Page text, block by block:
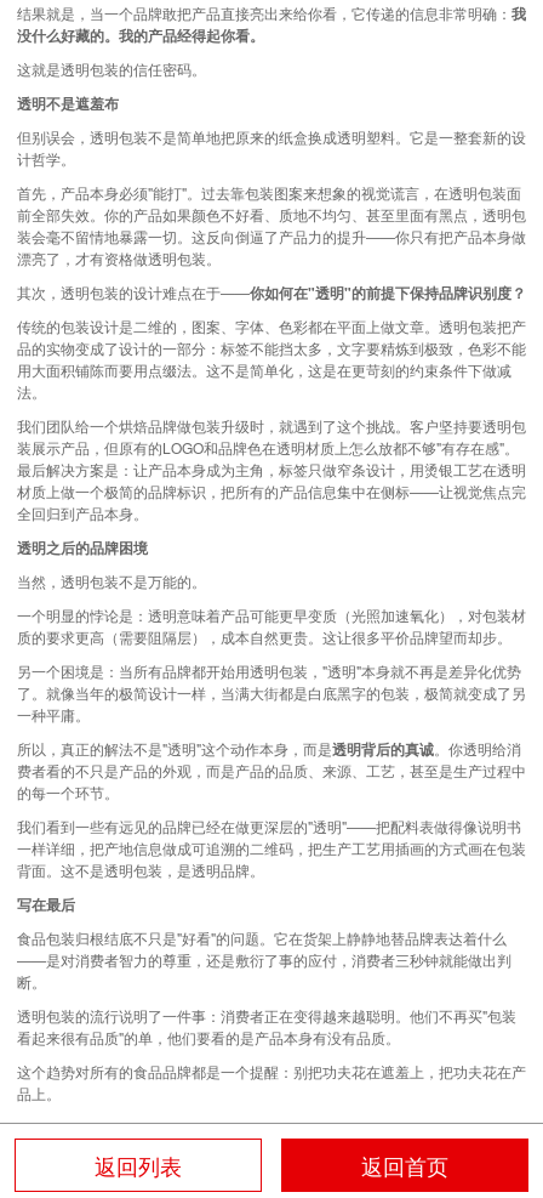
结果就是，当一个品牌敢把产品直接亮出来给你看，它传递的信息非常明确： 我
没什么好藏的。我的产品经得起你看。
这就是透明包装的信任密码。
透明不是遮羞布
但别误会，透明包装不是简单地把原来的纸盒换成透明塑料。它是一整套新的设
计哲学。
首先，产品本身必须"能打"。过去靠包装图案来想象的视觉谎言，在透明包装面
前全部失效。你的产品如果颜色不好看、质地不均匀、甚至里面有黑点，透明包
装会毫不留情地暴露一切。这反向倒逼了产品力的提升——你只有把产品本身做
漂亮了，才有资格做透明包装。
其次，透明包装的设计难点在于——你如何在"透明"的前提下保持品牌识别度？
传统的包装设计是二维的，图案、字体、色彩都在平面上做文章。透明包装把产
品的实物变成了设计的一部分：标签不能挡太多，文字要精炼到极致，色彩不能
用大面积铺陈而要用点缀法。这不是简单化，这是在更苛刻的约束条件下做减
法。
我们团队给一个烘焙品牌做包装升级时，就遇到了这个挑战。客户坚持要透明包
装展示产品，但原有的LOGO和品牌色在透明材质上怎么放都不够"有存在感"。
最后解决方案是：让产品本身成为主角，标签只做窄条设计，用烫银工艺在透明
材质上做一个极简的品牌标识，把所有的产品信息集中在侧标——让视觉焦点完
全回归到产品本身。
透明之后的品牌困境
当然，透明包装不是万能的。
一个明显的悖论是：透明意味着产品可能更早变质（光照加速氧化），对包装材
质的要求更高（需要阻隔层），成本自然更贵。这让很多平价品牌望而却步。
另一个困境是：当所有品牌都开始用透明包装，"透明"本身就不再是差异化优势
了。就像当年的极简设计一样，当满大街都是白底黑字的包装，极简就变成了另
一种平庸。
所以，真正的解法不是"透明"这个动作本身，而是透明背后的真诚。你透明给消
费者看的不只是产品的外观，而是产品的品质、来源、工艺，甚至是生产过程中
的每一个环节。
我们看到一些有远见的品牌已经在做更深层的"透明"——把配料表做得像说明书
一样详细，把产地信息做成可追溯的二维码，把生产工艺用插画的方式画在包装
背面。这不是透明包装，是透明品牌。
写在最后
食品包装归根结底不只是"好看"的问题。它在货架上静静地替品牌表达着什么
——是对消费者智力的尊重，还是敷衍了事的应付，消费者三秒钟就能做出判
断。
透明包装的流行说明了一件事：消费者正在变得越来越聪明。他们不再买"包装
看起来很有品质"的单，他们要看的是产品本身有没有品质。
这个趋势对所有的食品品牌都是一个提醒：别把功夫花在遮羞上，把功夫花在产
品上。
返回列表 返回首页